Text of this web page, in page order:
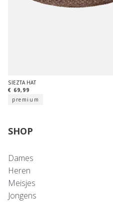
SIEZTA HAT
€ 69,99
premium
SHOP
Dames
Heren
Meisjes
Jongens